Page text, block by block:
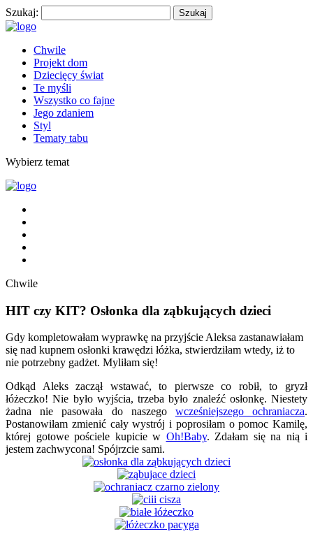
Szukaj:
Chwile
Projekt dom
Dziecięcy świat
Te myśli
Wszystko co fajne
Jego zdaniem
Styl
Tematy tabu
Wybierz temat
Chwile
HIT czy KIT? Osłonka dla ząbkujących dzieci
Gdy kompletowałam wyprawkę na przyjście Aleksa zastanawiałam
się nad kupnem osłonki krawędzi łóżka, stwierdziłam wtedy, iż to
nie potrzebny gadżet. Myliłam się!
Odkąd Aleks zaczął wstawać, to pierwsze co robił, to gryzł
łóżeczko! Nie było wyjścia, trzeba było znaleźć osłonkę. Niestety
żadna nie pasowała do naszego wcześniejszego ochraniacza.
Postanowiłam zmienić cały wystrój i poprosiłam o pomoc Kamilę,
której gotowe pościele kupicie w Oh!Baby. Zdałam się na nią i
jestem zachwycona! Spójrzcie sami.